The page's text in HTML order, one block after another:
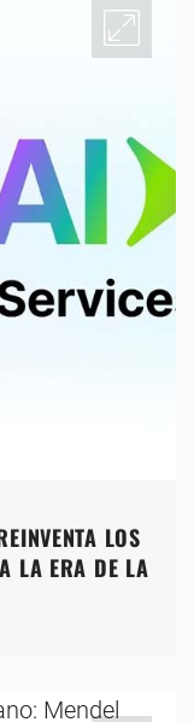
LOS
LA ERA DE LA